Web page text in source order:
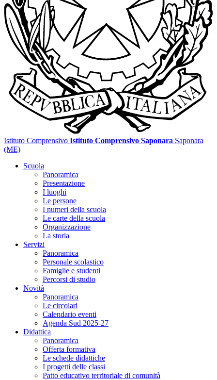
Istituto Comprensivo Istituto Comprensivo Saponara Saponara
(ME)
Scuola
Panoramica
Presentazione
I luoghi
Le persone
I numeri della scuola
Le carte della scuola
Organizzazione
La storia
Servizi
Panoramica
Personale scolastico
Famiglie e studenti
Percorsi di studio
Novità
Panoramica
Le circolari
Calendario eventi
Agenda Sud 2025-27
Didattica
Panoramica
Offerta formativa
Le schede didattiche
I progetti delle classi
Patto educativo territoriale di comunità